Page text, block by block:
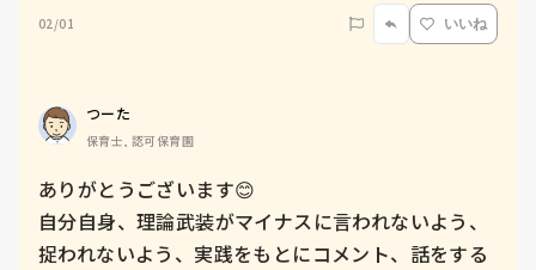
02/01 いいね
つーた
保育士, 認可保育園
ありがとうございます😊
自分自身、理論武装がマイナスに言われないよう、
捉われないよう、実践をもとにコメント、話をする